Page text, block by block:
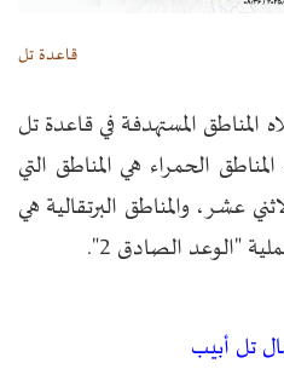
قاعدة تل
المناطق المستهدفة في قاعدة تل
الحمراء هي المناطق التي
عشر، والمناطق البرتقالية هي
"الوعد الصادق 2".
تل أبيب